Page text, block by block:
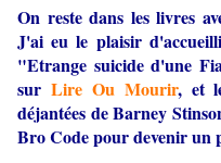
On reste dans les livres
J'ai eu le plaisir
"Etrange suicide d'une
sur Lire Ou Mourir, et
déjantées de Barney
Bro Code pour devenir un